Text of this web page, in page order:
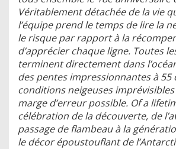
Véritablement détachée de la vie
l’équipe prend le temps de lire la
le risque par rapport à la
d’apprécier chaque ligne. Toutes
terminent directement dans
des pentes impressionnantes à 55
conditions neigeuses
marge d’erreur possible. Of a
célébration de la découverte, de
passage de flambeau à la
le décor époustouflant de